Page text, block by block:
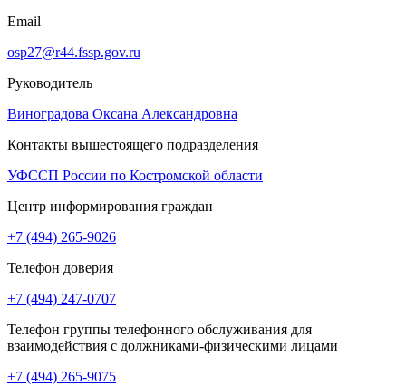
Email
osp27@r44.fssp.gov.ru
Руководитель
Виноградова Оксана Александровна
Контакты вышестоящего подразделения
УФССП России по Костромской области
Центр информирования граждан
+7 (494) 265-9026
Телефон доверия
+7 (494) 247-0707
Телефон группы телефонного обслуживания для
взаимодействия с должниками-физическими лицами
+7 (494) 265-9075